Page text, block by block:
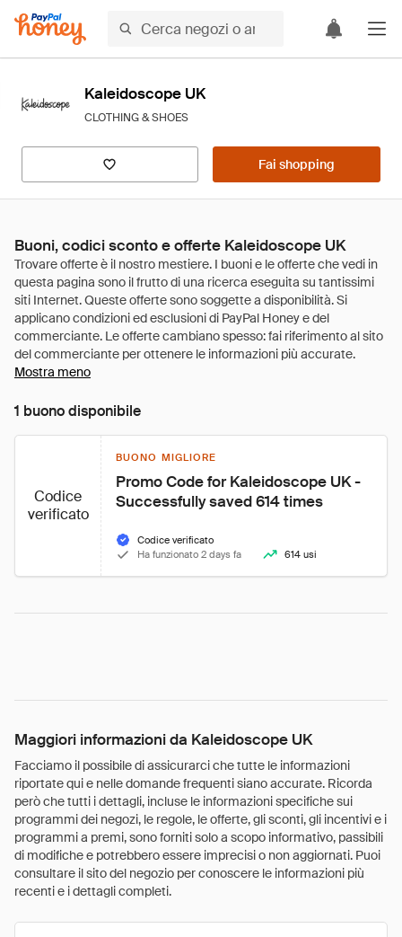
Kaleidoscope UK
CLOTHING & SHOES
Fai shopping
Buoni, codici sconto e offerte Kaleidoscope UK
Mostra meno
1 buono disponibile
Codice
verificato
BUONO MIGLIORE
Promo Code for Kaleidoscope UK -
Successfully saved 614 times
Codice verificato
Ha funzionato 2 days fa
614 usi
Maggiori informazioni da Kaleidoscope UK
Facciamo il possibile di assicurarci che tutte le informazioni
riportate qui e nelle domande frequenti siano accurate. Ricorda
però che tutti i dettagli, incluse le informazioni specifiche sui
programmi dei negozi, le regole, le offerte, gli sconti, gli incentivi e i
programmi a premi, sono forniti solo a scopo informativo, passibili
di modifiche e potrebbero essere imprecisi o non aggiornati. Puoi
consultare il sito del negozio per conoscere le informazioni più
recenti e i dettagli completi.